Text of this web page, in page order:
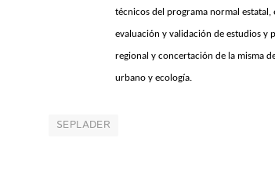
técnicos del programa normal estatal,
evaluación y validación de estudios y
regional y concertación de la misma
urbano y ecología.
SEPLADER